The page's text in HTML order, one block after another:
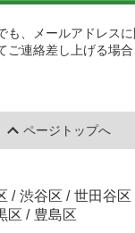
も、メールアドレス
ご連絡差し上げる場合
ページトップへ
/ 渋谷区 / 世田谷区
区 / 豊島区